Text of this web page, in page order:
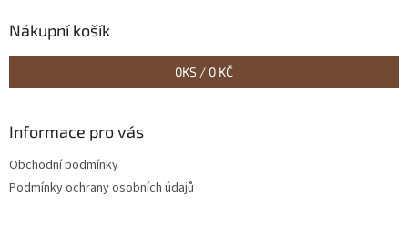
Nákupní košík
0KS / 0 KČ
Informace pro vás
Obchodní podmínky
Podmínky ochrany osobních údajů